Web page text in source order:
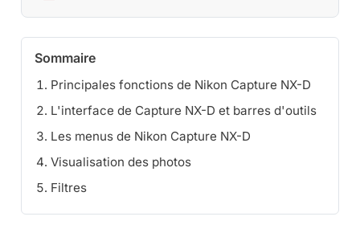
Sommaire
Principales fonctions de Nikon Capture NX-D
L'interface de Capture NX-D et barres d'outils
Les menus de Nikon Capture NX-D
Visualisation des photos
Filtres